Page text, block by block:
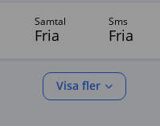
samtal
Fria
sms
Fria
Visa fler